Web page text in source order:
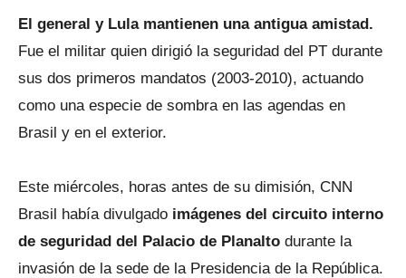
El general y Lula mantienen una antigua amistad.
Fue el militar quien dirigió la seguridad del PT durante
sus dos primeros mandatos (2003-2010), actuando
como una especie de sombra en las agendas en
Brasil y en el exterior.
Este miércoles, horas antes de su dimisión, CNN
Brasil había divulgado imágenes del circuito interno
de seguridad del Palacio de Planalto durante la
invasión de la sede de la Presidencia de la República.